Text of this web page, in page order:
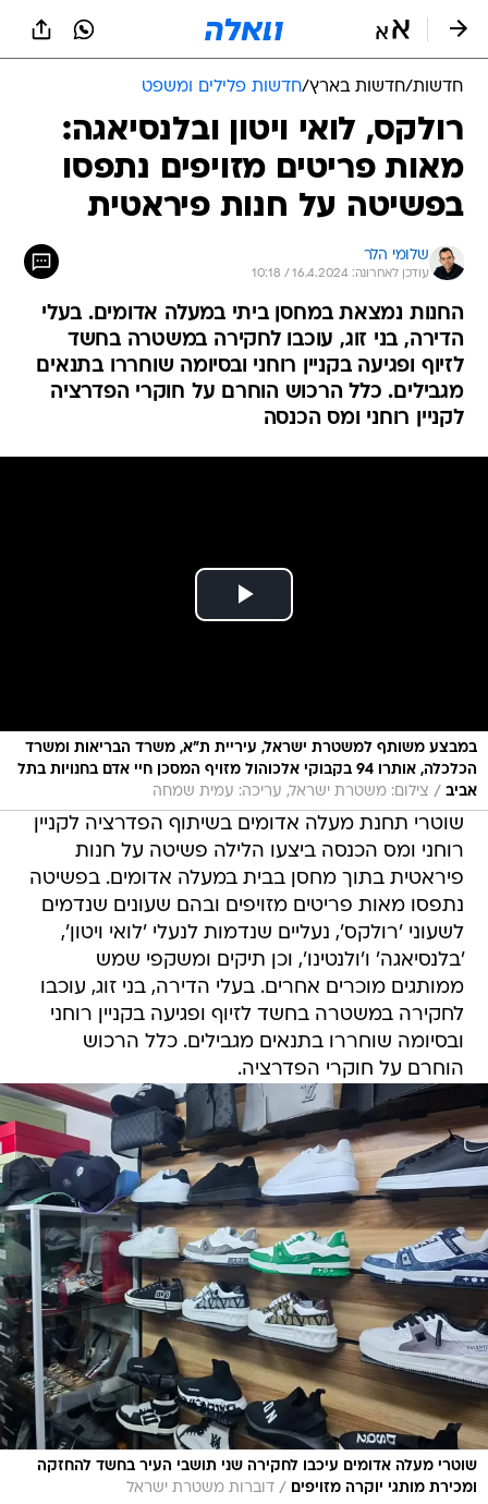
חדשות/חדשות בארץ/חדשות פלילים ומשפט
רולקס, לואי ויטון ובלנסיאגה:
מאות פריטים מזויפים נתפסו
בפשיטה על חנות פיראטית
שלומי הלר
עודכן לאחרונה: 16.4.2024 / 10:18
החנות נמצאת במחסן ביתי במעלה אדומים. בעלי
הדירה, בני זוג, עוכבו לחקירה במשטרה בחשד
לזיוף ופגיעה בקניין רוחני ובסיומה שוחררו בתנאים
מגבילים. כלל הרכוש הוחרם על חוקרי הפדרציה
לקניין רוחני ומס הכנסה
במבצע משותף למשטרת ישראל, עיריית ת״א, משרד הבריאות ומשרד
הכלכלה, אותרו 94 בקבוקי אלכוהול מזויף המסכן חיי אדם בחנויות בתל
אביב / צילום: משטרת ישראל, עריכה: עמית שמחה
שוטרי תחנת מעלה אדומים בשיתוף הפדרציה לקניין
רוחני ומס הכנסה ביצעו הלילה פשיטה על חנות
פיראטית בתוך מחסן בבית במעלה אדומים. בפשיטה
נתפסו מאות פריטים מזויפים ובהם שעונים שנדמים
לשעוני 'רולקס', נעליים שנדמות לנעלי 'לואי ויטון',
'בלנסיאגה' ו'ולנטינו', וכן תיקים ומשקפי שמש
ממותגים מוכרים אחרים. בעלי הדירה, בני זוג, עוכבו
לחקירה במשטרה בחשד לזיוף ופגיעה בקניין רוחני
ובסיומה שוחררו בתנאים מגבילים. כלל הרכוש
הוחרם על חוקרי הפדרציה.
שוטרי מעלה אדומים עיכבו לחקירה שני תושבי העיר בחשד להחזקה
ומכירת מותגי יוקרה מזויפים
/ דוברות משטרת ישראל